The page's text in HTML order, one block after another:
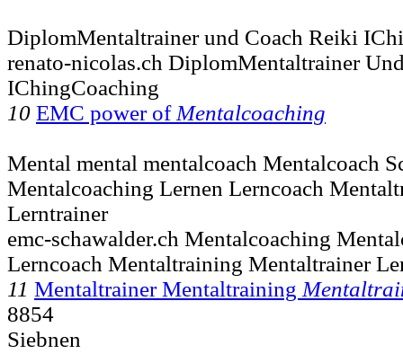
DiplomMentaltrainer und Coach Reiki
renato-nicolas.ch DiplomMentaltrainer
IChingCoaching
10 EMC power of Mentalcoaching
Mental mental mentalcoach Mentalcoach
Mentalcoaching Lernen Lerncoach
Lerntrainer
emc-schawalder.ch Mentalcoaching
Lerncoach Mentaltraining Mentaltrainer
11 Mentaltrainer Mentaltraining
8854
Siebnen